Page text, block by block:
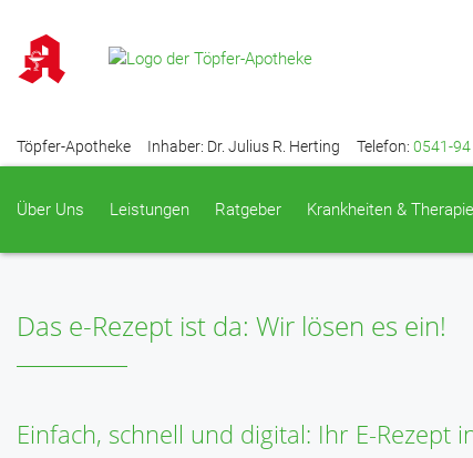
Töpfer-Apotheke Inhaber: Dr. Julius R. Herting Telefon: 0541-94
Über Uns Leistungen Ratgeber Krankheiten & Therapie
Das e-Rezept ist da: Wir lösen es ein!
Einfach, schnell und digital: Ihr E-Rezept